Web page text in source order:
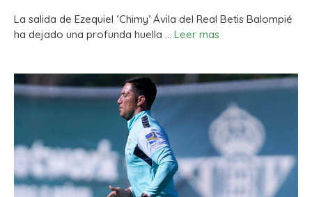
La salida de Ezequiel ‘Chimy’ Ávila del Real Betis Balompié
ha dejado una profunda huella … Leer mas